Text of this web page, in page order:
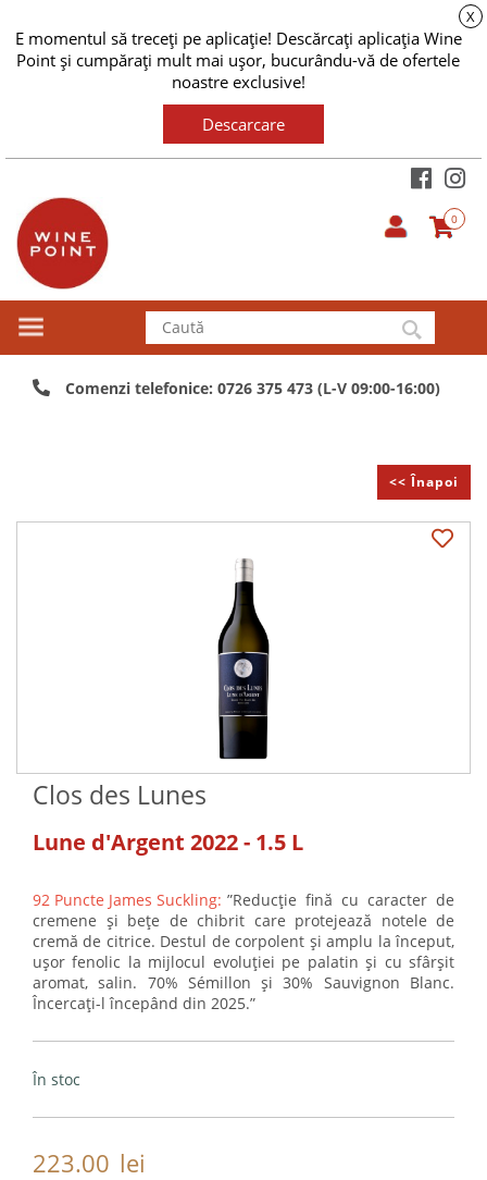
E momentul să treceți pe aplicație! Descărcați aplicația Wine
Point și cumpărați mult mai ușor, bucurându-vă de ofertele
noastre exclusive!
X
Descarcare
0
Comenzi telefonice: 0726 375 473 (L-V 09:00-16:00)
<< Înapoi
Clos des Lunes
Lune d'Argent 2022 - 1.5 L
92 Puncte James Suckling: ”Reducție fină cu caracter de
cremene și bețe de chibrit care protejează notele de
cremă de citrice. Destul de corpolent și amplu la început,
ușor fenolic la mijlocul evoluției pe palatin și cu sfârșit
aromat, salin. 70% Sémillon și 30% Sauvignon Blanc.
Încercați-l începând din 2025.”
În stoc
223.00 lei